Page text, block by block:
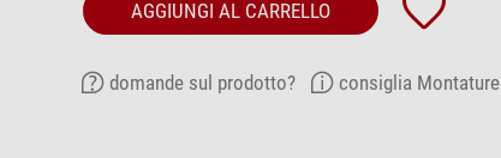
AGGIUNGI AL CARRELLO
domande sul prodotto? consiglia